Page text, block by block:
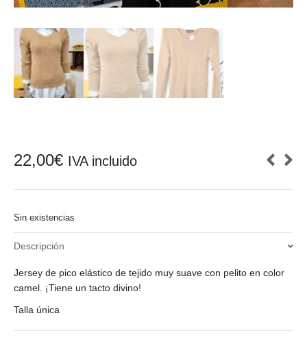
22,00€ IVA incluido
Sin existencias
Descripción
Jersey de pico elástico de tejido muy suave con pelito en color
camel. ¡Tiene un tacto divino!
Talla única